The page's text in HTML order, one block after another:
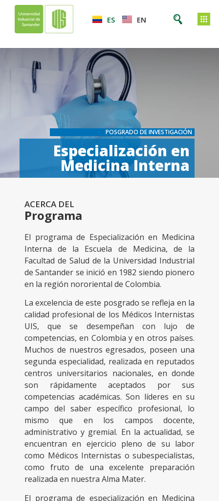
ES EN
POSGRADO DE INVESTIGACIÓN
Especialización en
Medicina Interna
ACERCA DEL
Programa
El programa de Especialización en Medicina
Interna de la Escuela de Medicina, de la
Facultad de Salud de la Universidad Industrial
de Santander se inició en 1982 siendo pionero
en la región nororiental de Colombia.
La excelencia de este posgrado se refleja en la
calidad profesional de los Médicos Internistas
UIS, que se desempeñan con lujo de
competencias, en Colombia y en otros países.
Muchos de nuestros egresados, poseen una
segunda especialidad, realizada en reputados
centros universitarios nacionales, en donde
son rápidamente aceptados por sus
competencias académicas. Son líderes en su
campo del saber específico profesional, lo
mismo que en los campos docente,
administrativo y gremial. En la actualidad, se
encuentran en ejercicio pleno de su labor
como Médicos Internistas o subespecialistas,
como fruto de una excelente preparación
realizada en nuestra Alma Mater.
El programa de especialización en Medicina